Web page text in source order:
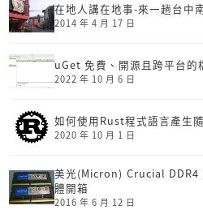
在地人講在地事-來一趟台中
2014 年 4 月 17 日
uGet 免費、開源且跨平台的
2022 年 10 月 6 日
如何使用Rust程式語言產生
2020 年 10 月 1 日
美光(Micron) Crucial DDR4
體開箱
2016 年 6 月 12 日